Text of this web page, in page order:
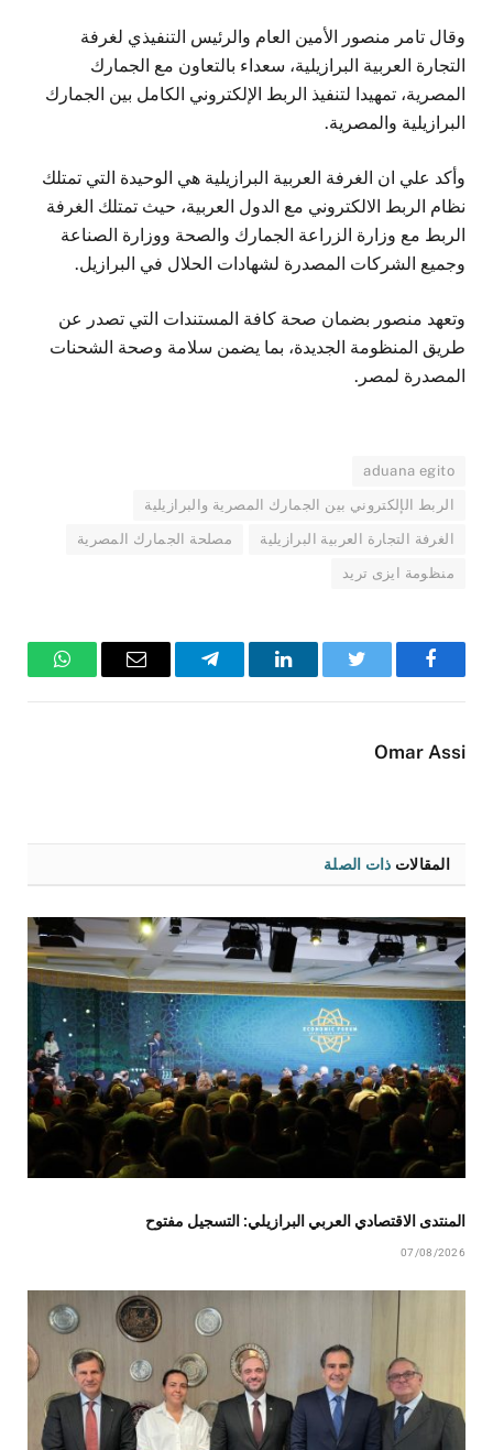
وقال تامر منصور الأمين العام والرئيس التنفيذي لغرفة
التجارة العربية البرازيلية، سعداء بالتعاون مع الجمارك
المصرية، تمهيدا لتنفيذ الربط الإلكتروني الكامل بين الجمارك
البرازيلية والمصرية.
وأكد علي ان الغرفة العربية البرازيلية هي الوحيدة التي تمتلك
نظام الربط الالكتروني مع الدول العربية، حيث تمتلك الغرفة
الربط مع وزارة الزراعة الجمارك والصحة ووزارة الصناعة
وجميع الشركات المصدرة لشهادات الحلال في البرازيل.
وتعهد منصور بضمان صحة كافة المستندات التي تصدر عن
طريق المنظومة الجديدة، بما يضمن سلامة وصحة الشحنات
المصدرة لمصر.
aduana egito
الربط الإلكتروني بين الجمارك المصرية والبرازيلية
الغرفة التجارة العربية البرازيلية مصلحة الجمارك المصرية
منظومة ايزى تريد
فيسبوك تويتر لينكدإن تيلقرام
البريد
واتساب
Omar Assi
المقالات ذات الصلة
المنتدى الاقتصادي العربي البرازيلي: التسجيل مفتوح
07/08/2026